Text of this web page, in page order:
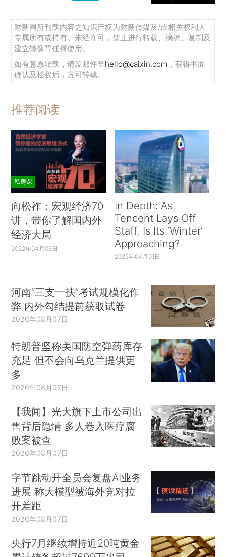
财新网所刊载内容之知识产权为财新传媒及/或相关权利人
专属所有或持有。未经许可，禁止进行转载、摘编、复制及
建立镜像等任何使用。
如有意愿转载，请发邮件至hello@caixin.com ，获得书面
确认及授权后，方可转载。
推荐阅读
私房课
向松祚：宏观经济70
讲，带你了解国内外
经济大局
2022年04月06日
In Depth: As
Tencent Lays Off
Staff, Is Its ‘Winter’
Approaching?
2022年04月01日
河南“三支一扶”考试规模化作
弊 内外勾结提前获取试卷
2026年08月07日
特朗普坚称美国防空弹药库存
充足 但不会向乌克兰提供更
多
2026年08月07日
【我闻】光大旗下上市公司出
售背后隐情 多人卷入医疗腐
败案被查
2026年08月07日
字节跳动开全员会复盘AI业务
进展 称大模型被海外竞对拉
开差距
2026年08月07日
央行7月继续增持近20吨黄金